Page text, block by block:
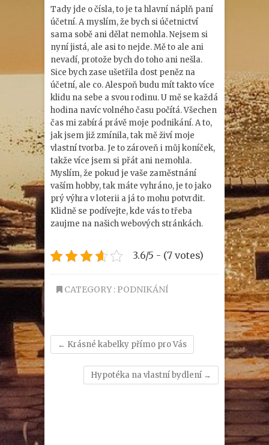
Tady jde o čísla, to je ta hlavní náplň paní
účetní. A myslím, že bych si účetnictví
sama sobě ani dělat nemohla. Nejsem si
nyní jistá, ale asi to nejde. Mě to ale ani
nevadí, protože bych do toho ani nešla.
Sice bych zase ušetřila dost peněz na
účetní, ale co. Alespoň budu mít takto více
klidu na sebe a svou rodinu. U mě se každá
hodina navíc volného času počítá. Všechen
čas mi zabírá právě moje podnikání. A to,
jak jsem již zmínila, tak mě živí moje
vlastní tvorba. Je to zároveň i můj koníček,
takže více jsem si přát ani nemohla.
Myslím, že pokud je vaše zaměstnání
vaším hobby, tak máte vyhráno, je to jako
prý výhra v loterii a já to mohu potvrdit.
Klidně se podívejte, kde vás to třeba
zaujme na našich webových stránkách.
3.6/5 - (7 votes)
CATEGORY : PODNIKÁNÍ
← Krásné kabelky přímo pro Vás
Hypotéka na vlastní bydlení →